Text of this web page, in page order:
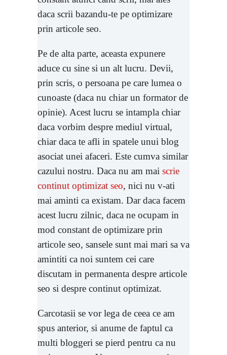
daca scrii bazandu-te pe optimizare
prin articole seo.
Pe de alta parte, aceasta expunere
aduce cu sine si un alt lucru. Devii,
prin scris, o persoana pe care lumea o
cunoaste (daca nu chiar un formator de
opinie). Acest lucru se intampla chiar
daca vorbim despre mediul virtual,
chiar daca te afli in spatele unui blog
asociat unei afaceri. Este cumva similar
cazului nostru. Daca nu am mai scrie
continut optimizat seo, nici nu v-ati
mai aminti ca existam. Dar daca facem
acest lucru zilnic, daca ne ocupam in
mod constant de optimizare prin
articole seo, sansele sunt mai mari sa va
amintiti ca noi suntem cei care
discutam in permanenta despre articole
seo si despre continut optimizat.
Carcotasii se vor lega de ceea ce am
spus anterior, si anume de faptul ca
multi bloggeri se pierd pentru ca nu